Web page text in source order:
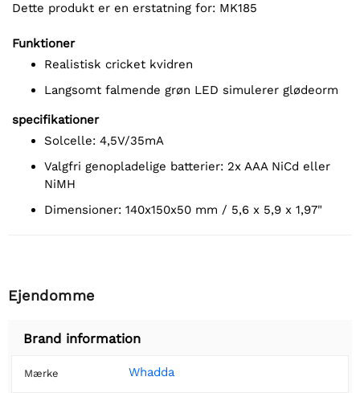
Dette produkt er en erstatning for: MK185
Funktioner
realistisk cricket kvidren
langsomt falmende grøn LED simulerer glødeorm
specifikationer
solcelle: 4,5V/35mA
valgfri genopladelige batterier: 2x AAA NiCd eller
NiMH
dimensioner: 140x150x50 mm / 5,6 x 5,9 x 1,97"
Ejendomme
Brand information
Mærke Whadda